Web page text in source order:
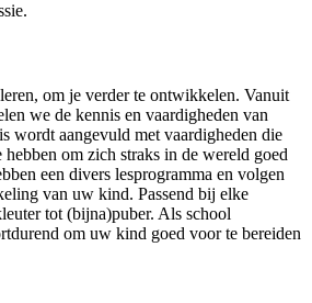
om je verder te ontwikkelen. Vanuit
we de kennis en vaardigheden van
wordt aangevuld met vaardigheden die
om zich straks in de wereld goed
een divers lesprogramma en volgen
van uw kind. Passend bij elke
tot (bijna)puber. Als school
om uw kind goed voor te bereiden